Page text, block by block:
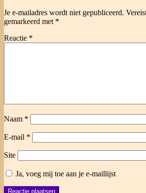
Je e-mailadres wordt niet gepubliceerd.
gemarkeerd met *
Reactie *
Naam *
E-mail *
Site
Ja, voeg mij toe aan je e-maillijst